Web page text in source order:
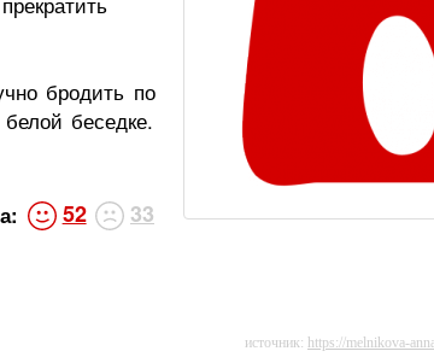
бродить по
беседке.
52 33
источник: https://melnikova-